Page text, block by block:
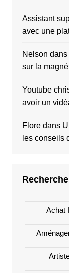
Assistant
avec une
Nelson dans
sur la
Youtube
avoir un
Floredans
les conseils
Achat